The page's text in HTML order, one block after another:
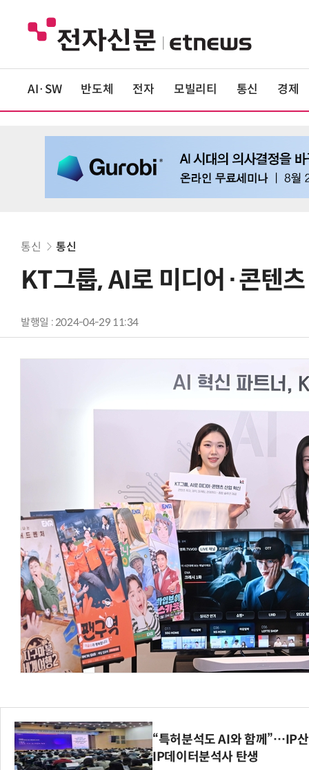
AI·SW 반도체 전자 모빌리티 통신 경제
통신 통신
KT그룹, AI로 미디어·콘텐
발행일 : 2024-04-29 11:34
“특허분석도 AI와 함께”…IP
IP데이터분석사 탄생
모든 업무 담당자(비개발자)를 위한 온톨로지 기반 AI 지식체계 설계 1-day 워크숍 AI 핀옵스 실전 세미나: 폭증